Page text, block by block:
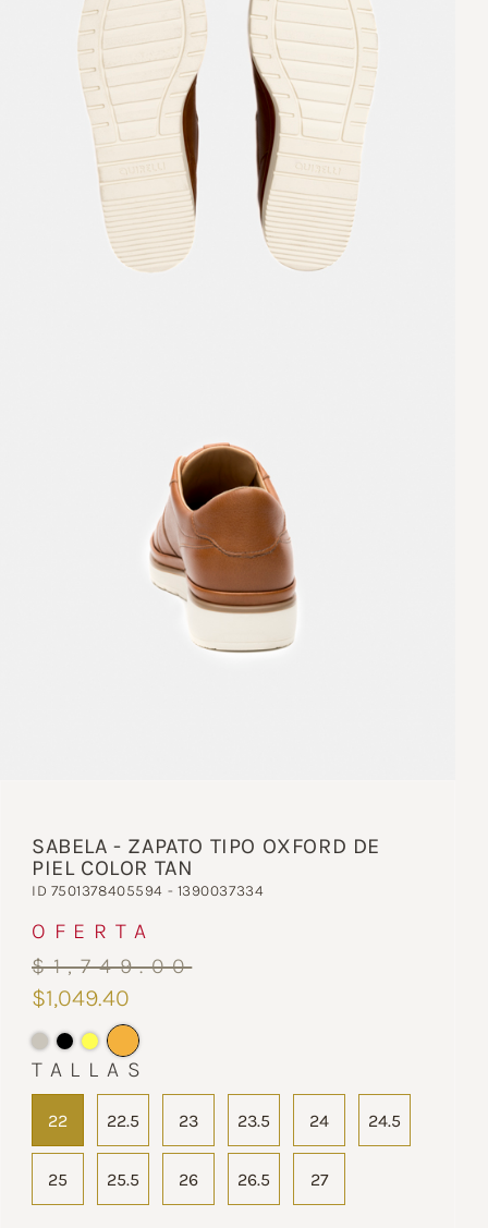
SABELA - ZAPATO TIPO OXFORD DE
PIEL COLOR TAN
ID 7501378405594 - 1390037334
TALLAS
22 22.5 23 23.5 24 24.5
25 25.5 26 26.5 27
OFERTA
$1,749.00
$1,049.40